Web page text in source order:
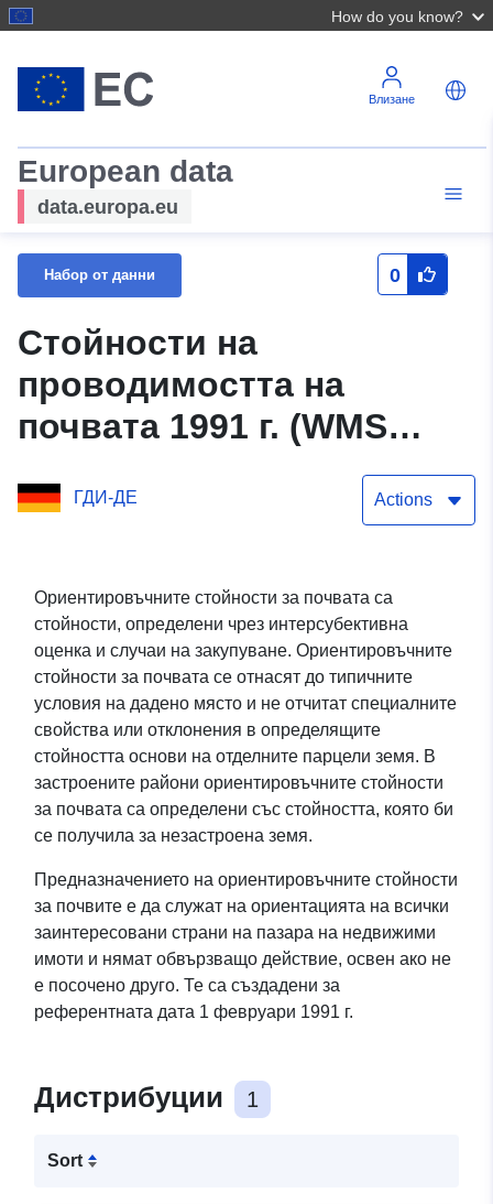
How do you know?
Влизане
European data
data.europa.eu
Набор от данни 0
Стойности на
проводимостта на
почвата 1991 г. (WMS
ГДИ-ДЕ Actions
Ориентировъчните стойности за почвата са
стойности, определени чрез интерсубективна
оценка и случаи на закупуване. Ориентировъчните
стойности за почвата се отнасят до типичните
условия на дадено място и не отчитат специалните
свойства или отклонения в определящите
стойността основи на отделните парцели земя. В
застроените райони ориентировъчните стойности
за почвата са определени със стойността, която би
се получила за незастроена земя.
Предназначението на ориентировъчните стойности
за почвите е да служат на ориентацията на всички
заинтересовани страни на пазара на недвижими
имоти и нямат обвързващо действие, освен ако не
е посочено друго. Те са създадени за
референтната дата 1 февруари 1991 г.
Дистрибуции 1
Sort